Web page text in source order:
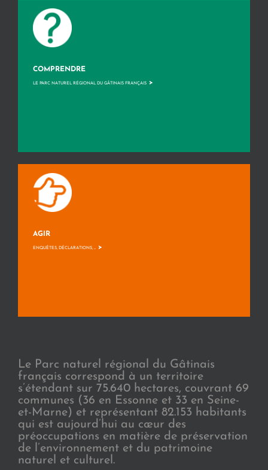
COMPRENDRE
LE PARC NATUREL RÉGIONAL DU GÂTINAIS FRANÇAIS >
AGIR
ENQUÊTES, DÉCLARATIONS, ... >
Le Parc naturel régional du Gâtinais
français correspond à un territoire
s’étendant sur 75.640 hectares, couvrant 69
communes (36 en Essonne et 33 en Seine-
et-Marne) et représentant 82.153 habitants
qui est aujourd’hui au cœur des
préoccupations en matière de préservation
de l’environnement et du patrimoine
naturel et culturel.